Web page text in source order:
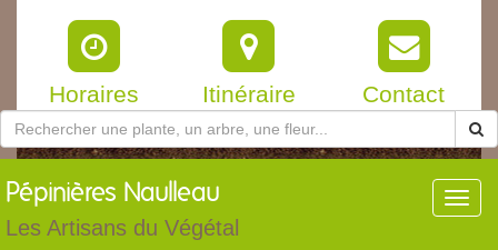
Horaires Itinéraire Contact
Pépinières Naulleau
Les Artisans du Végétal